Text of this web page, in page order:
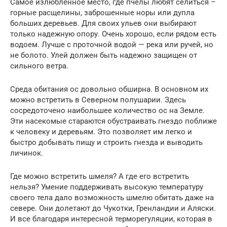
Самое излюбленное место, где пчелы любят селиться –
горные расщелины, заброшенные норы или дупла
больших деревьев. Для своих ульев они выбирают
только надежную опору. Очень хорошо, если рядом есть
водоем. Лучше с проточной водой — река или ручей, но
не болото. Улей должен быть надежно защищен от
сильного ветра.
Среда обитания ос довольно обширна. В основном их
можно встретить в Северном полушарии. Здесь
сосредоточено наибольшее количество ос на Земле.
Эти насекомые стараются обустраивать гнездо поближе
к человеку и деревьям. Это позволяет им легко и
быстро добывать пищу и строить гнезда и выводить
личинок.
Где можно встретить шмеля? А где его встретить
нельзя? Умение поддерживать высокую температуру
своего тела дало возможность шмелю обитать даже на
севере. Они долетают до Чукотки, Гренландии и Аляски.
И все благодаря интересной терморегуляции, которая в